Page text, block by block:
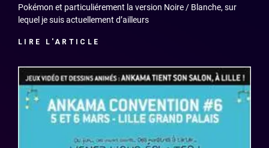
Pokémon et particuliérement la version Noire / Blanche, sur
lequel je suis actuellement d’ailleurs
LIRE L'ARTICLE